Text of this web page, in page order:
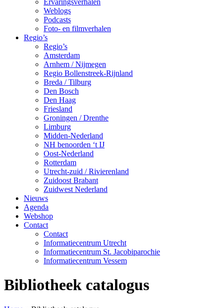
Ervaringsverhalen
Weblogs
Podcasts
Foto- en filmverhalen
Regio’s
Regio’s
Amsterdam
Arnhem / Nijmegen
Regio Bollenstreek-Rijnland
Breda / Tilburg
Den Bosch
Den Haag
Friesland
Groningen / Drenthe
Limburg
Midden-Nederland
NH benoorden ‘t IJ
Oost-Nederland
Rotterdam
Utrecht-zuid / Rivierenland
Zuidoost Brabant
Zuidwest Nederland
Nieuws
Agenda
Webshop
Contact
Contact
Informatiecentrum Utrecht
Informatiecentrum St. Jacobiparochie
Informatiecentrum Vessem
Bibliotheek catalogus